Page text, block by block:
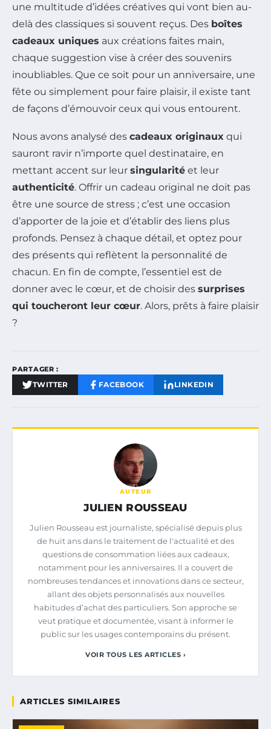
une multitude d’idées créatives qui vont bien au-
delà des classiques si souvent reçus. Des boîtes
cadeaux uniques aux créations faites main,
chaque suggestion vise à créer des souvenirs
inoubliables. Que ce soit pour un anniversaire, une
fête ou simplement pour faire plaisir, il existe tant
de façons d’émouvoir ceux qui vous entourent.
Nous avons analysé des cadeaux originaux qui
sauront ravir n’importe quel destinataire, en
mettant accent sur leur singularité et leur
authenticité. Offrir un cadeau original ne doit pas
être une source de stress ; c’est une occasion
d’apporter de la joie et d’établir des liens plus
profonds. Pensez à chaque détail, et optez pour
des présents qui reflètent la personnalité de
chacun. En fin de compte, l’essentiel est de
donner avec le cœur, et de choisir des surprises
qui toucheront leur cœur. Alors, prêts à faire plaisir
?
PARTAGER :
TWITTER FACEBOOK LINKEDIN
AUTEUR
JULIEN ROUSSEAU
Julien Rousseau est journaliste, spécialisé depuis plus
de huit ans dans le traitement de l'actualité et des
questions de consommation liées aux cadeaux,
notamment pour les anniversaires. Il a couvert de
nombreuses tendances et innovations dans ce secteur,
allant des objets personnalisés aux nouvelles
habitudes d’achat des particuliers. Son approche se
veut pratique et documentée, visant à informer le
public sur les usages contemporains du présent.
VOIR TOUS LES ARTICLES ›
ARTICLES SIMILAIRES